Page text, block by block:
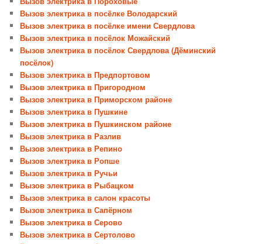
Вызов электрика в посёлке Володарский
Вызов электрика в посёлке имени Свердлова
Вызов электрика в посёлок Можайский
Вызов электрика в посёлок Свердлова (Дёминский
посёлок)
Вызов электрика в Предпортовом
Вызов электрика в Пригородном
Вызов электрика в Приморском районе
Вызов электрика в Пушкине
Вызов электрика в Пушкинском районе
Вызов электрика в Разлив
Вызов электрика в Репино
Вызов электрика в Ропше
Вызов электрика в Ручьи
Вызов электрика в Рыбацком
Вызов электрика в салон красоты
Вызов электрика в Сапёрном
Вызов электрика в Серово
Вызов электрика в Сертолово